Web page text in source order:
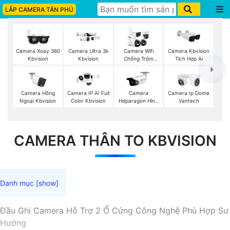
LẮP CAMERA TÂN PHÚ
Camera Xoay 360
Kbvision
Camera Ultra 3k
Kbvision
Camera Wifi
Chống Trộm
Camera Kbvision
Tích Hợp Ai
Camera Hồng
Ngoại Kbvision
Camera IP AI Full
Color Kbvision
Camera
Hdparagon Hình
Camera Ip Dome
Vantech
CAMERA THÂN TO KBVISION
Đầu Ghi Camera Hỗ Trợ 2 Ổ Cứng Công Nghệ Phù Hợp Sư
Hướng